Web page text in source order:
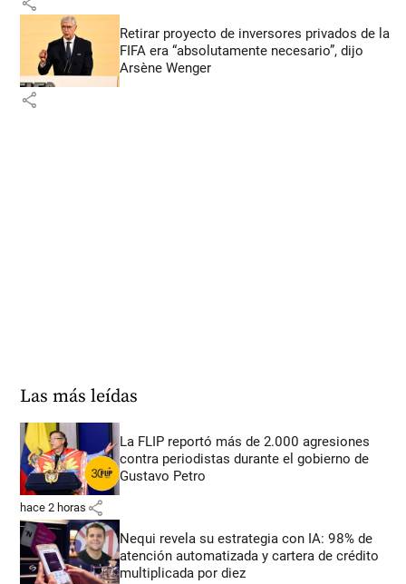
Retirar proyecto de inversores privados de la
FIFA era “absolutamente necesario”, dijo
Arsène Wenger
share
Las más leídas
La FLIP reportó más de 2.000 agresiones
contra periodistas durante el gobierno de
Gustavo Petro
hace 2 horas share
Nequi revela su estrategia con IA: 98% de
atención automatizada y cartera de crédito
multiplicada por diez